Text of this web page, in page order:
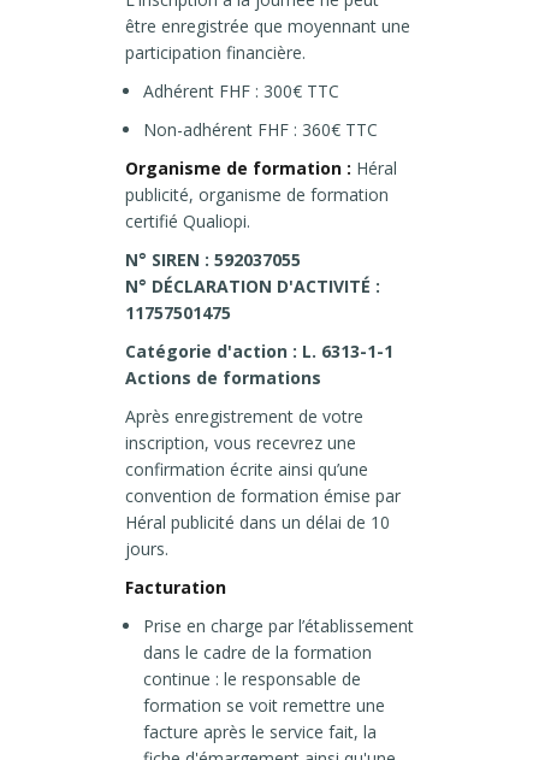
être enregistrée que moyennant une
participation financière.
Adhérent FHF : 300€ TTC
Non-adhérent FHF : 360€ TTC
Organisme de formation : Héral
publicité, organisme de formation
certifié Qualiopi.
N° SIREN : 592037055
N° DÉCLARATION D'ACTIVITÉ :
11757501475
Catégorie d'action : L. 6313-1-1
Actions de formations
Après enregistrement de votre
inscription, vous recevrez une
confirmation écrite ainsi qu’une
convention de formation émise par
Héral publicité dans un délai de 10
jours.
Facturation
Prise en charge par l’établissement
dans le cadre de la formation
continue : le responsable de
formation se voit remettre une
facture après le service fait, la